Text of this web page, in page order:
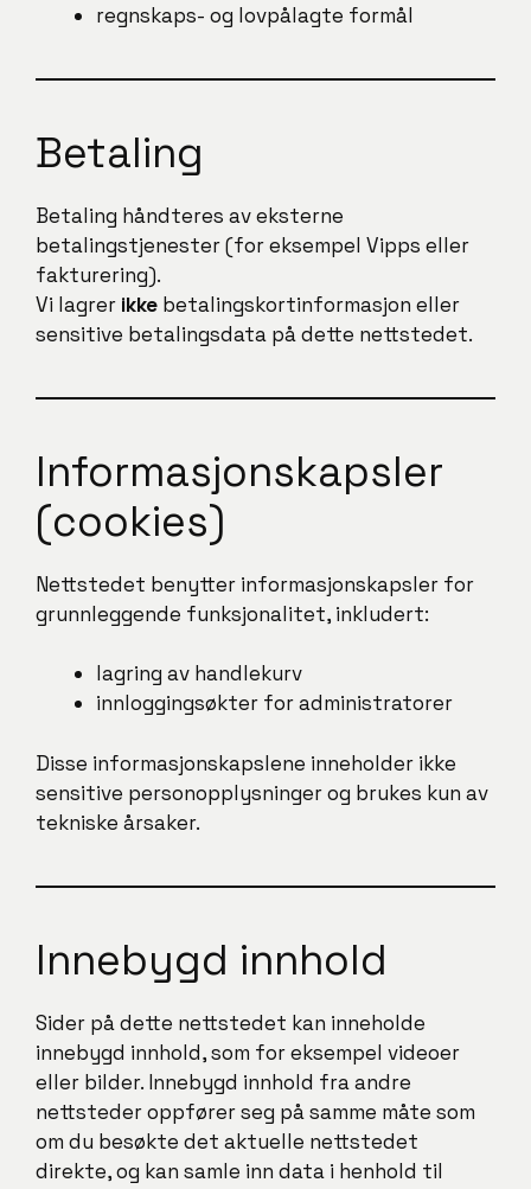
regnskaps- og lovpålagte formål
Betaling
Betaling håndteres av eksterne
betalingstjenester (for eksempel Vipps eller
fakturering).
Vi lagrer ikke betalingskortinformasjon eller
sensitive betalingsdata på dette nettstedet.
Informasjonskapsler
(cookies)
Nettstedet benytter informasjonskapsler for
grunnleggende funksjonalitet, inkludert:
lagring av handlekurv
innloggingsøkter for administratorer
Disse informasjonskapslene inneholder ikke
sensitive personopplysninger og brukes kun av
tekniske årsaker.
Innebygd innhold
Sider på dette nettstedet kan inneholde
innebygd innhold, som for eksempel videoer
eller bilder. Innebygd innhold fra andre
nettsteder oppfører seg på samme måte som
om du besøkte det aktuelle nettstedet
direkte, og kan samle inn data i henhold til